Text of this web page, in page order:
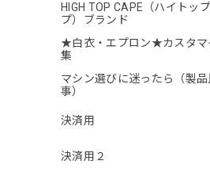
HIGH TOP CAPE（ハイトッ
プ）ブランド
★白衣・エプロン★カスタマ
集
マシン選びに迷ったら（製
事）
決済用
決済用２